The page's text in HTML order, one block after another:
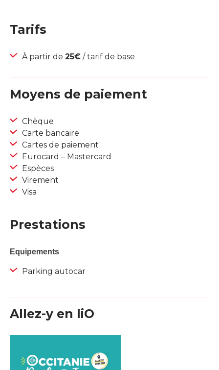
Tarifs
À partir de 25€ / tarif de base
Moyens de paiement
Chèque
Carte bancaire
Cartes de paiement
Eurocard – Mastercard
Espèces
Virement
Visa
Prestations
Equipements
Parking autocar
Allez-y en liO